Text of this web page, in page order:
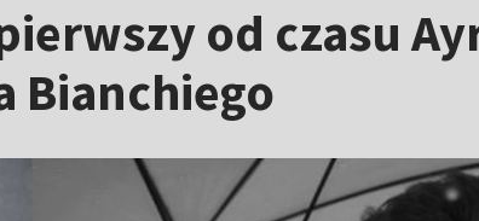
od czasu
Bianchiego